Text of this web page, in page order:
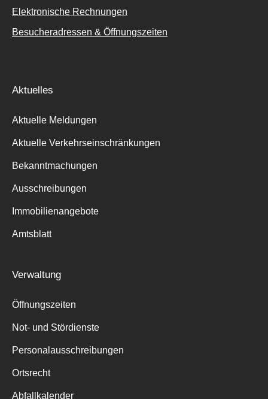
Suche
Elektronische Rechnungen
Besucheradressen & Öffnungszeiten
Aktuelles
Aktuelle Meldungen
Aktuelle Verkehrseinschränkungen
Bekanntmachungen
Ausschreibungen
Immobilienangebote
Amtsblatt
Verwaltung
Öffnungszeiten
Not- und Stördienste
Personalausschreibungen
Ortsrecht
Abfallkalender